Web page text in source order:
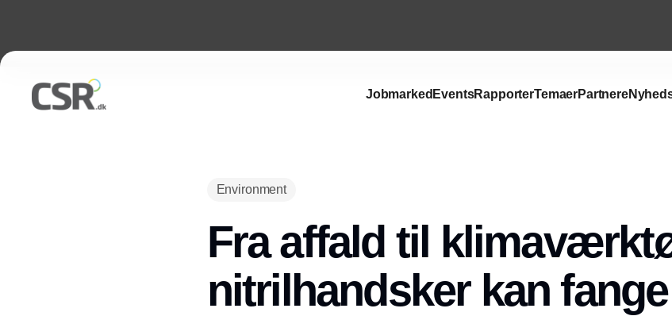
Jobmarked EventsRapporterTemaerPartnere
Environment
Fra affald til
nitrilhandsker kan